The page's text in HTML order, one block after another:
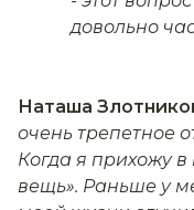
довольно
Наташа
очень трепетное
Когда я прихожу
вещь». Раньше у